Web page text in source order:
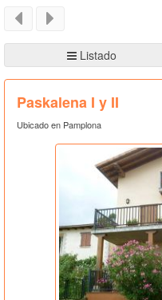
Listado
Paskalena I y II
Ubicado en Pamplona